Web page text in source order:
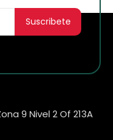
Suscribete
9 Nivel 2 Of 213A